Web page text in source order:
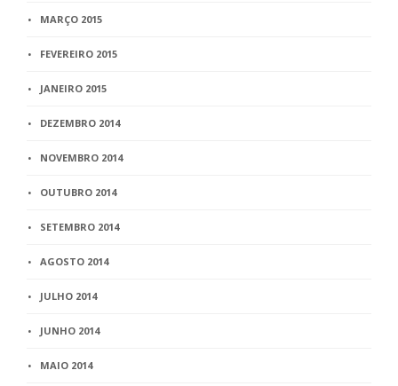
MARÇO 2015
FEVEREIRO 2015
JANEIRO 2015
DEZEMBRO 2014
NOVEMBRO 2014
OUTUBRO 2014
SETEMBRO 2014
AGOSTO 2014
JULHO 2014
JUNHO 2014
MAIO 2014